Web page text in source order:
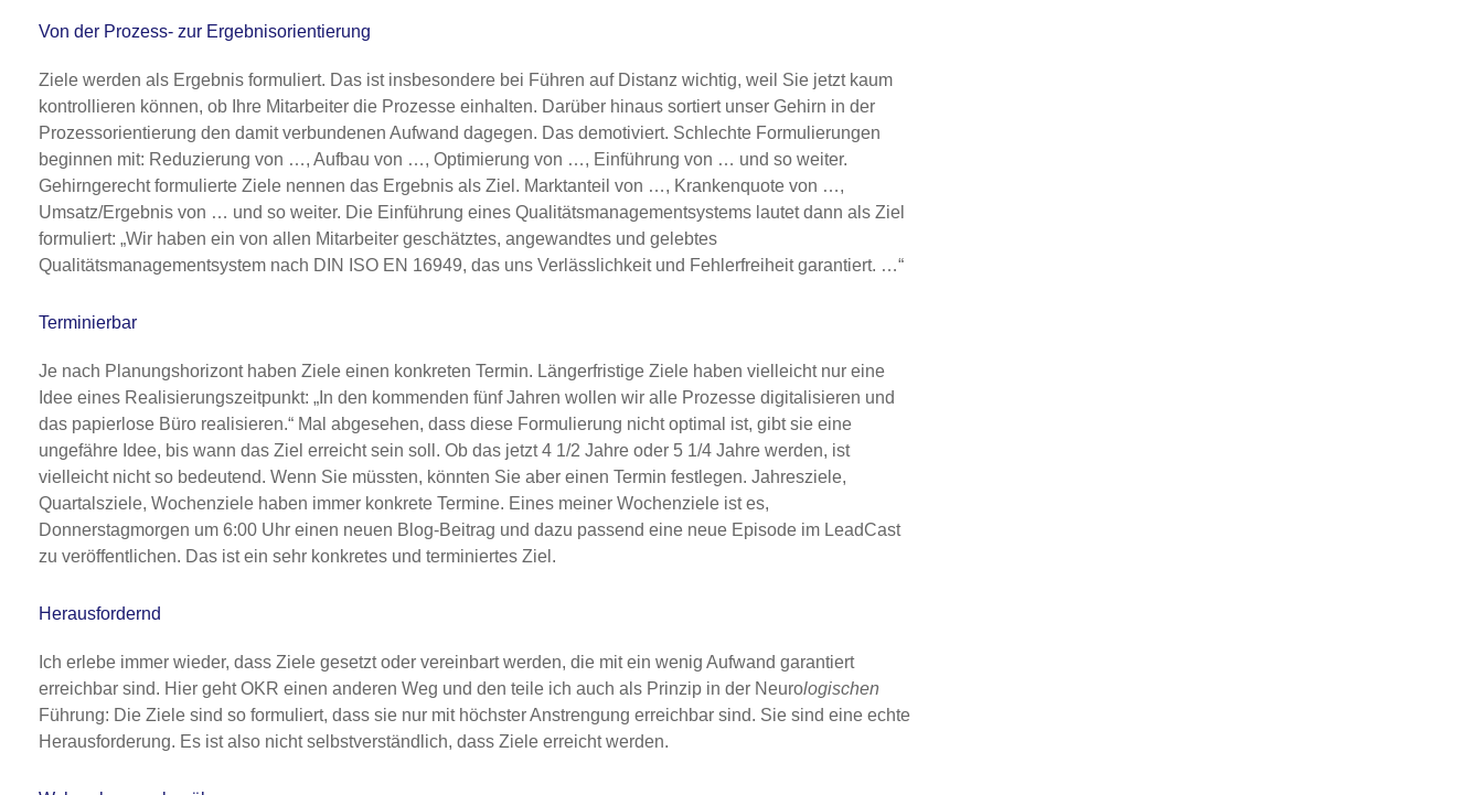
Von der Prozess- zur Ergebnisorientierung
Ziele werden als Ergebnis formuliert. Das ist insbesondere bei Führen auf Distanz wichtig, weil Sie jetzt kaum
kontrollieren können, ob Ihre Mitarbeiter die Prozesse einhalten. Darüber hinaus sortiert unser Gehirn in der
Prozessorientierung den damit verbundenen Aufwand dagegen. Das demotiviert. Schlechte Formulierungen
beginnen mit: Reduzierung von …, Aufbau von …, Optimierung von …, Einführung von … und so weiter.
Gehirngerecht formulierte Ziele nennen das Ergebnis als Ziel. Marktanteil von …, Krankenquote von …,
Umsatz/Ergebnis von … und so weiter. Die Einführung eines Qualitätsmanagementsystems lautet dann als Ziel
formuliert: „Wir haben ein von allen Mitarbeiter geschätztes, angewandtes und gelebtes
Qualitätsmanagementsystem nach DIN ISO EN 16949, das uns Verlässlichkeit und Fehlerfreiheit garantiert. …“
Terminierbar
Je nach Planungshorizont haben Ziele einen konkreten Termin. Längerfristige Ziele haben vielleicht nur eine
Idee eines Realisierungszeitpunkt: „In den kommenden fünf Jahren wollen wir alle Prozesse digitalisieren und
das papierlose Büro realisieren.“ Mal abgesehen, dass diese Formulierung nicht optimal ist, gibt sie eine
ungefähre Idee, bis wann das Ziel erreicht sein soll. Ob das jetzt 4 1/2 Jahre oder 5 1/4 Jahre werden, ist
vielleicht nicht so bedeutend. Wenn Sie müssten, könnten Sie aber einen Termin festlegen. Jahresziele,
Quartalsziele, Wochenziele haben immer konkrete Termine. Eines meiner Wochenziele ist es,
Donnerstagmorgen um 6:00 Uhr einen neuen Blog-Beitrag und dazu passend eine neue Episode im LeadCast
zu veröffentlichen. Das ist ein sehr konkretes und terminiertes Ziel.
Herausfordernd
Ich erlebe immer wieder, dass Ziele gesetzt oder vereinbart werden, die mit ein wenig Aufwand garantiert
erreichbar sind. Hier geht OKR einen anderen Weg und den teile ich auch als Prinzip in der Neurologischen
Führung: Die Ziele sind so formuliert, dass sie nur mit höchster Anstrengung erreichbar sind. Sie sind eine echte
Herausforderung. Es ist also nicht selbstverständlich, dass Ziele erreicht werden.